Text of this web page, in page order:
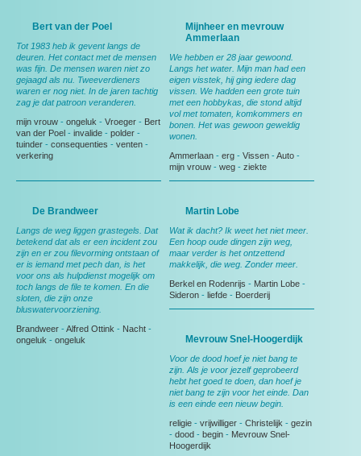
Bert van der Poel
Tot 1983 heb ik gevent langs de
deuren. Het contact met de mensen
was fijn. De mensen waren niet zo
gejaagd als nu. Tweeverdieners
waren er nog niet. In de jaren tachtig
zag je dat patroon veranderen.
mijn vrouw - ongeluk - Vroeger - Bert
van der Poel - invalide - polder -
tuinder - consequenties - venten -
verkering
Mijnheer en mevrouw
Ammerlaan
We hebben er 28 jaar gewoond.
Langs het water. Mijn man had een
eigen visstek, hij ging iedere dag
vissen. We hadden een grote tuin
met een hobbykas, die stond altijd
vol met tomaten, komkommers en
bonen. Het was gewoon geweldig
wonen.
Ammerlaan - erg - Vissen -Auto -
mijn vrouw - weg - ziekte
De Brandweer
Langs de weg liggen grastegels. Dat
betekend dat als er een incident zou
zijn en er zou filevorming ontstaan of
er is iemand met pech dan, is het
voor ons als hulpdienst mogelijk om
toch langs de file te komen. En die
sloten, die zijn onze
bluswatervoorziening.
Brandweer - Alfred Ottink - Nacht -
ongeluk - ongeluk
Martin Lobe
Wat ik dacht? Ik weet het niet meer.
Een hoop oude dingen zijn weg,
maar verder is het ontzettend
makkelijk, die weg. Zonder meer.
Berkel en Rodenrijs - Martin Lobe -
Sideron - liefde - Boerderij
Mevrouw Snel-Hoogerdijk
Voor de dood hoef je niet bang te
zijn. Als je voor jezelf geprobeerd
hebt het goed te doen, dan hoef je
niet bang te zijn voor het einde. Dan
is een einde een nieuw begin.
religie - vrijwilliger - Christelijk - gezin
- dood - begin - Mevrouw Snel-
Hoogerdijk